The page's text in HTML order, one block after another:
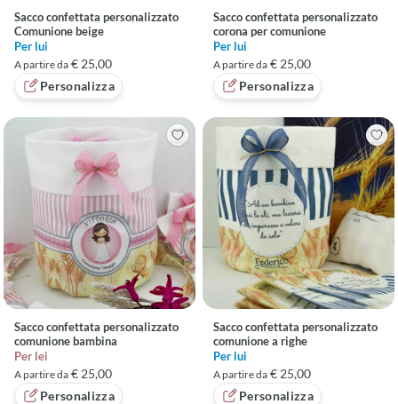
Sacco confettata personalizzato
Comunione beige
Per lui
A partire da € 25,00
Personalizza
Sacco confettata personalizzato
corona per comunione
Per lui
A partire da € 25,00
Personalizza
Sacco confettata personalizzato
comunione bambina
Per lei
A partire da € 25,00
Personalizza
Sacco confettata personalizzato
comunione a righe
Per lui
A partire da € 25,00
Personalizza